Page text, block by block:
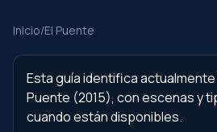
Inicio/El Puente
Esta guía identifica actualmente
Puente (2015), con escenas y
cuando están disponibles.